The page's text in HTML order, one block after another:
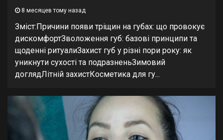
8 месяцев тому назад
Зміст:Причини появи тріщин на губах: що провокує
дискомфортЗволоження губ: базові принципи та
щоденні ритуалиЗахист губ у різні пори року: як
уникнути сухості та подразненьЗимовий
доглядЛітній захистКосметика для гу...